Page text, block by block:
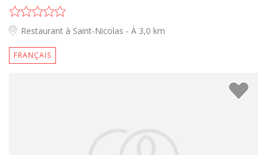
Restaurant à Saint-Nicolas - À 3,0 km
FRANÇAIS